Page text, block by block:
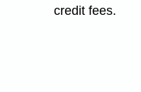
credit fees.